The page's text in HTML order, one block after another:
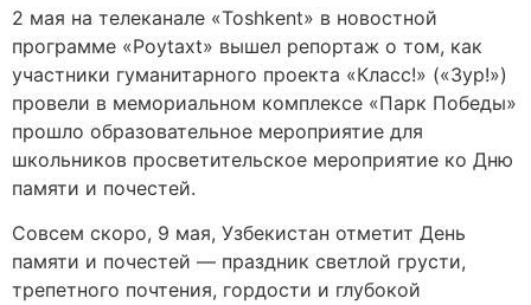
2 мая на телеканале «Toshkent» в новостной
программе «Poytaxt» вышел репортаж о том, как
участники гуманитарного проекта «Класс!» («Зур!»)
провели в мемориальном комплексе «Парк Победы»
прошло образовательное мероприятие для
школьников просветительское мероприятие ко Дню
памяти и почестей.
Совсем скоро, 9 мая, Узбекистан отметит День
памяти и почестей — праздник светлой грусти,
трепетного почтения, гордости и глубокой